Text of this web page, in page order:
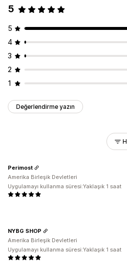
5
5
4
3
2
1
Değerlendirme yazın
Perimost
Amerika Birleşik Devletleri
Uygulamayı kullanma süresi:Yaklaşık 1 saat
NYBG SHOP
Amerika Birleşik Devletleri
Uygulamayı kullanma süresi:Yaklaşık 1 saat